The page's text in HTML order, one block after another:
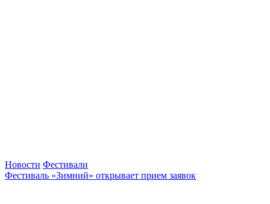
Новости Фестивали
Фестиваль «Зимний» открывает прием заявок